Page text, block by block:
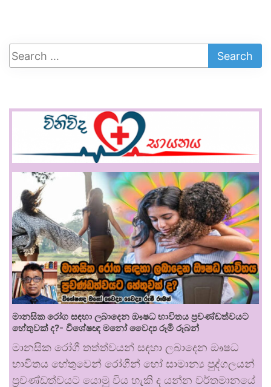
මානසික රෝග සඳහා ලබාදෙන ඖෂධ භාවිතය ප්‍රචණ්ඩත්වයට
හේතුවක් ද?- විශේෂඥ මනෝ වෛද්‍ය රූමි රූබන්
මානසික රෝගී තත්ත්වයන් සඳහා ලබාදෙන ඖෂධ
භාවිතය හේතුවෙන් රෝගීන් හෝ සාමාන්‍ය පුද්ගලයන්
ප්‍රචණ්ඩත්වයට යොමු විය හැකි ද යන්න වර්තමානයේ